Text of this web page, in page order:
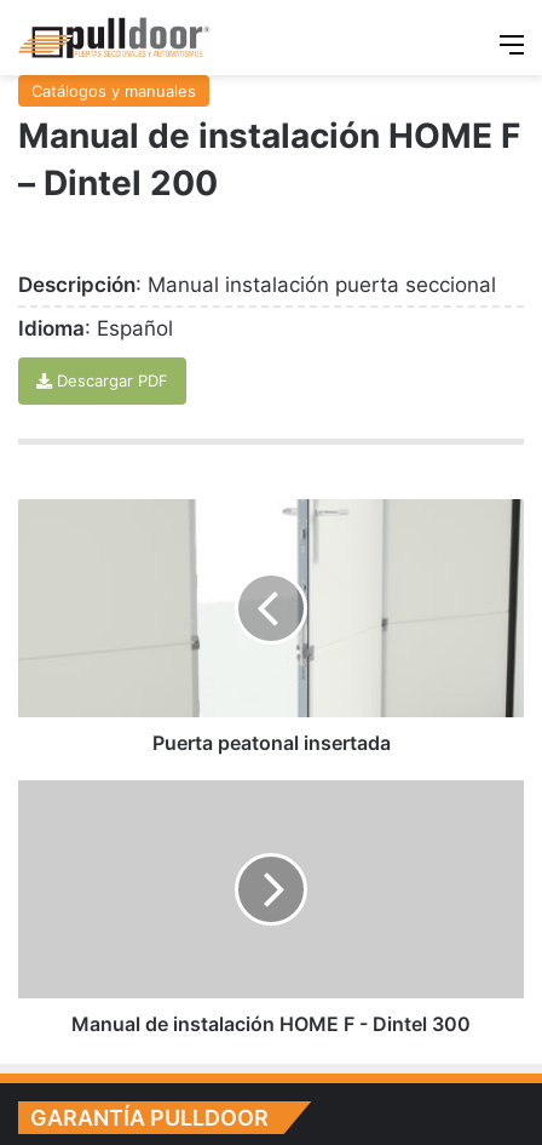
Catálogos y manuales
Manual de instalación HOME F
– Dintel 200
Descripción: Manual instalación puerta seccional
Idioma: Español
Descargar PDF
Puerta peatonal insertada
Manual de instalación HOME F - Dintel 300
GARANTÍA PULLDOOR